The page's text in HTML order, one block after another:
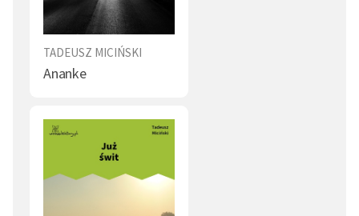
TADEUSZ MICIŃSKI
Ananke